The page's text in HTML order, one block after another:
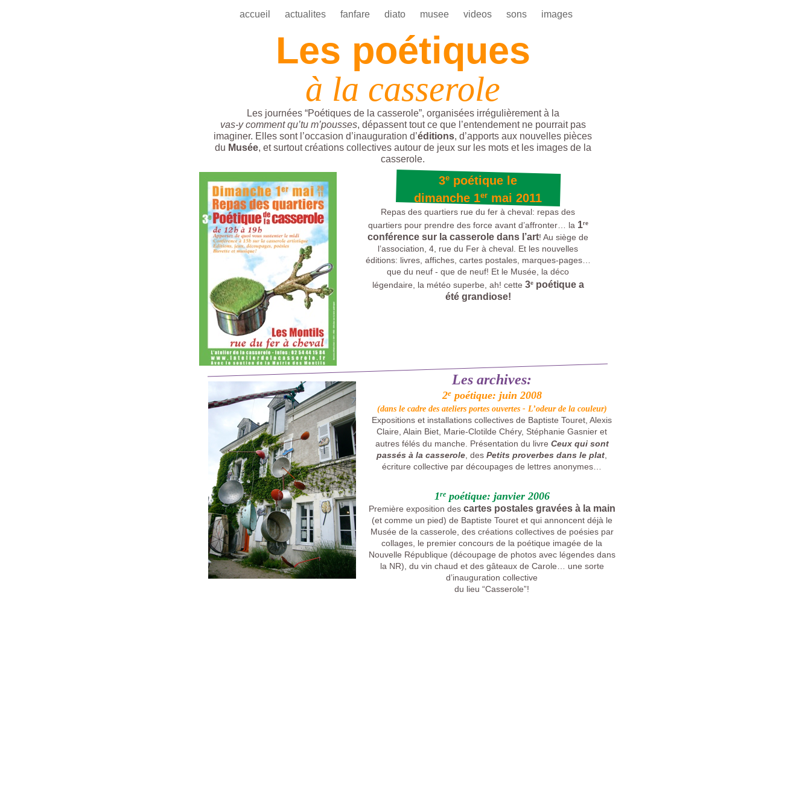
accueil actualites fanfare diato musee videos sons images
Les poétiques
à la casserole
Les journées “Poétiques de la casserole”, organisées irrégulièrement à la
vas-y comment qu’tu m’pousses, dépassent tout ce que l’entendement ne pourrait pas
imaginer. Elles sont l’occasion d’inauguration d’éditions, d’apports aux nouvelles pièces
du Musée, et surtout créations collectives autour de jeux sur les mots et les images de la
casserole.
Les archives:
2epoétique: juin 2008
(dans le cadre des ateliers portes ouvertes - L’odeur de la couleur)
Expositions et installations collectives de Baptiste Touret, Alexis
Claire, Alain Biet, Marie-Clotilde Chéry, Stéphanie Gasnier et
autres félés du manche. Présentation du livre Ceux qui sont
passés à la casserole , des Petits proverbes dans le plat
écriture collective par découpages de lettres anonymes…
1repoétique: janvier 2006
Première exposition des cartes postales gravées à la main
(et comme un pied) de Baptiste Touret et qui annoncent déjà le
Musée de la casserole, des créations collectives de poésies par
collages, le premier concours de la poétique imagée de la
Nouvelle République (découpage de photos avec légendes dans
la NR), du vin chaud et des gâteaux de Carole… une sorte
d’inauguration collective
du lieu “Casserole”!
3e poétique le
dimanche 1er mai 2011
Repas des quartiers rue du fer à cheval: repas des
quartiers pour prendre des force avant d’affronter… la 1re
conférence sur la casserole dans l’art! Au siège de
l’association, 4, rue du Fer à cheval. Et les nouvelles
éditions: livres, affiches, cartes postales, marques-pages…
que du neuf - que de neuf! Et le Musée, la déco
légendaire, la météo superbe, ah! cette 3epoétique a
été grandiose!